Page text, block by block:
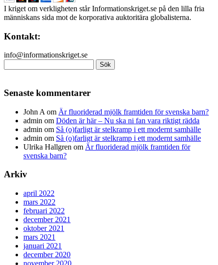
I kriget om verkligheten står Informationskriget.se på den lilla fria
människans sida mot de korporativa auktoritära globalisterna.
Kontakt:
info@informationskriget.se
efter:
Senaste kommentarer
John A om Är fluoriderad mjölk framtiden för svenska barn?
admin om Döden är här – Nu ska ni fan vara riktigt rädda
admin om Så (o)farligt är stelkramp i ett modernt samhälle
admin om Så (o)farligt är stelkramp i ett modernt samhälle
Ulrika Hallgren om Är fluoriderad mjölk framtiden för
svenska barn?
Arkiv
april 2022
mars 2022
februari 2022
december 2021
oktober 2021
mars 2021
januari 2021
december 2020